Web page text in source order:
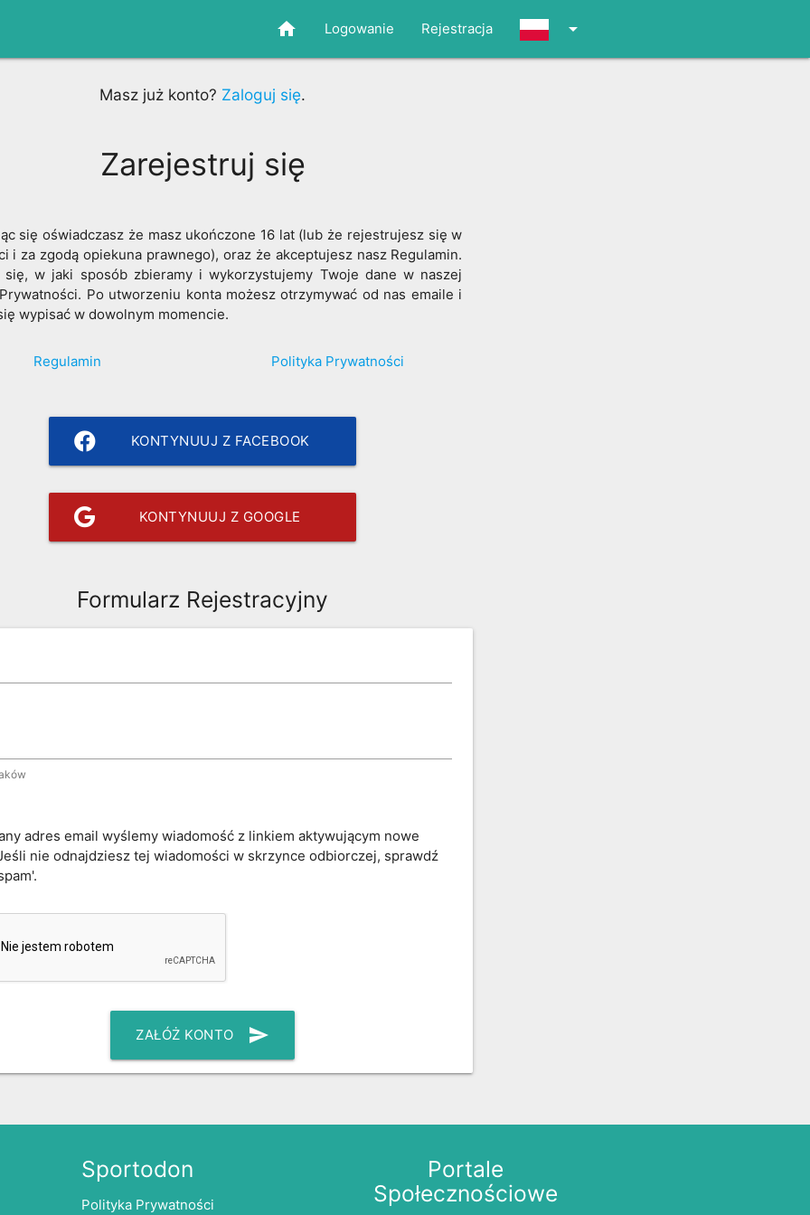
home Logowanie Rejestracja arrow_drop_down
Masz już konto? Zaloguj się.
Zarejestruj się
się oświadczasz że masz ukończone 16 lat (lub że rejestrujesz się w
i za zgodą opiekuna prawnego), oraz że akceptujesz nasz Regulamin.
się, w jaki sposób zbieramy i wykorzystujemy Twoje dane w naszej
Po utworzeniu konta możesz otrzymywać od nas emaile i
wypisać w dowolnym momencie.
Regulamin Polityka Prywatności
KONTYNUUJ Z FACEBOOK
KONTYNUUJ Z GOOGLE
Formularz Rejestracyjny
adres email wyślemy wiadomość z linkiem aktywującym nowe
nie odnajdziesz tej wiadomości w skrzynce odbiorczej, sprawdź
send
ZAŁÓŻ KONTO
Sportodon
Polityka Prywatności
Portale
Społecznościowe